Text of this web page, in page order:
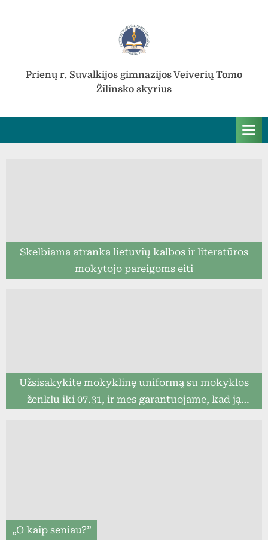
Prienų r. Suvalkijos gimnazijos Veiverių Tomo
Žilinsko skyrius
Skelbiama atranka lietuvių kalbos ir literatūros
mokytojo pareigoms eiti
Užsisakykite mokyklinę uniformą su mokyklos
ženklu iki 07.31, ir mes garantuojame, kad ją
„O kaip seniau?”